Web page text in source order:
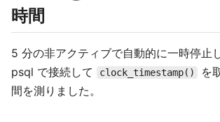
時間
5 分の非アクティブで自動的に一時停止
psql で接続して
clock_timestamp()
を
間を測りました。